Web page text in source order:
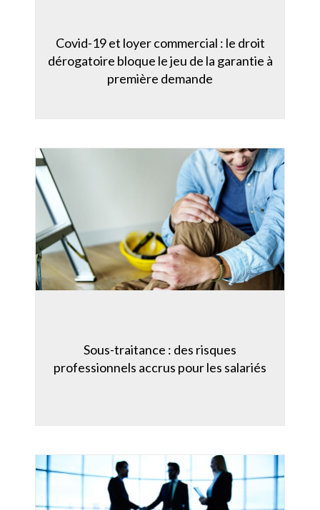
Covid-19 et loyer commercial : le droit
dérogatoire bloque le jeu de la garantie à
première demande
Sous-traitance : des risques
professionnels accrus pour les salariés